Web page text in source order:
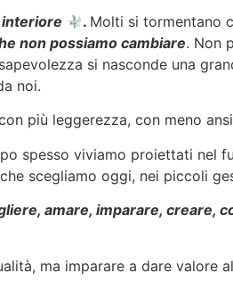
interiore
. Molti si tormentano
non possiamo cambiare. Non
si nasconde una
noi.
più leggerezza, con meno
spesso viviamo proiettati nel
scegliamo oggi, nei piccoli
amare, imparare, creare,
ma imparare a dare valore al